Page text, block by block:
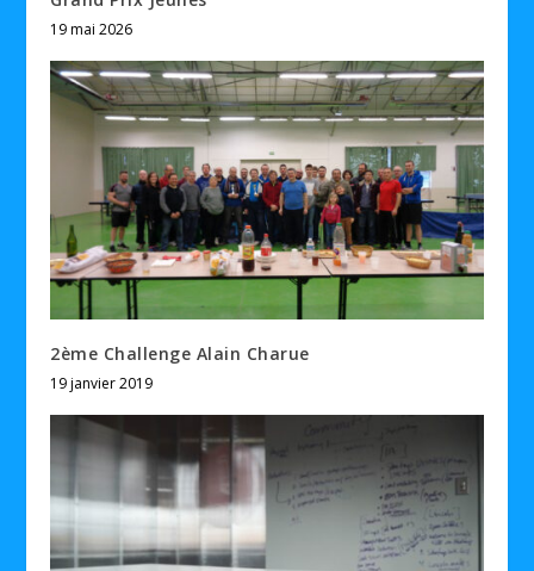
19 mai 2026
2ème Challenge Alain Charue
19 janvier 2019